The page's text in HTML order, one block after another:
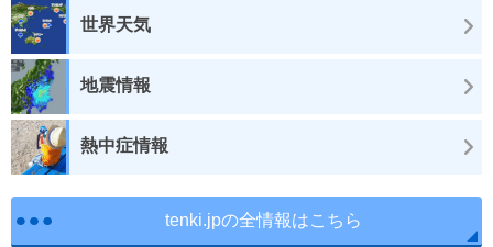
世界天気
地震情報
熱中症情報
tenki.jpの全情報はこちら